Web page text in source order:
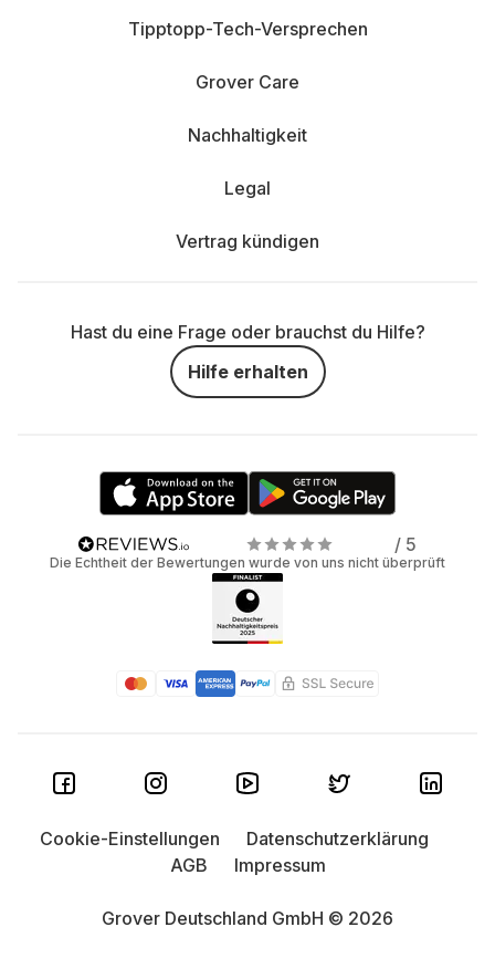
Tipptopp-Tech-Versprechen
Grover Care
Nachhaltigkeit
Legal
Vertrag kündigen
Hast du eine Frage oder brauchst du Hilfe?
Hilfe erhalten
/ 5
Die Echtheit der Bewertungen wurde von uns nicht überprüft
Grover Deutschland GmbH © 2026
Cookie-Einstellungen
Datenschutzerklärung
AGB
Impressum